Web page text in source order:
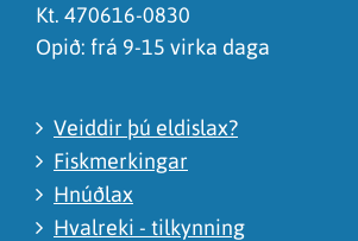
Kt. 470616-0830
Opið: frá 9-15 virka daga
Veiddir þú eldislax?
Fiskmerkingar
Hnúðlax
Hvalreki - tilkynning